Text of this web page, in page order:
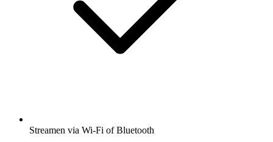
Streamen via Wi-Fi of Bluetooth